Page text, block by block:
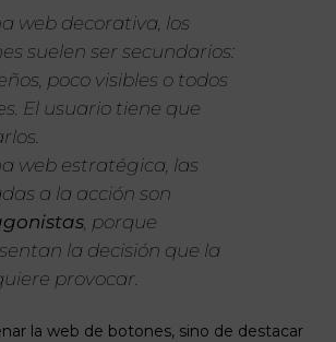
web decorativa, los
suelen ser secundarios:
poco visibles o todos
El usuario tiene que
web estratégica, las
a la acción son
, porque
la decisión que la
provocar.
la web de botones, sino de destacar